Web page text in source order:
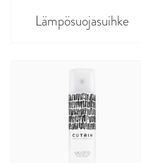
Lämpösuojasuihke